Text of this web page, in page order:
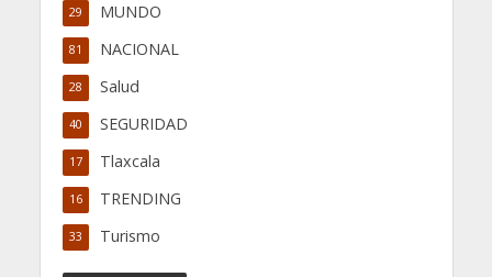
MUNDO
29
NACIONAL
81
Salud
28
SEGURIDAD
40
Tlaxcala
17
TRENDING
16
Turismo
33